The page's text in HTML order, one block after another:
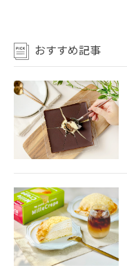
おすすめ記事